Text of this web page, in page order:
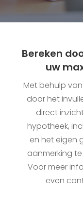
Bereken
uw
Met behulp
door het
direct
hypotheek,
en het eigen
aanmerking
Voor meer
even